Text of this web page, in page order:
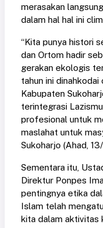
merasakan
dalam hal hal ini
“Kita punya histori
dan Ortom hadir
gerakan ekologis
tahun ini
Kabupaten
terintegrasi
profesional untuk
maslahat untuk
Sukoharjo (Ahad,
Sementara itu,
Direktur Ponpes
pentingnya etika
Islam telah
kita dalam aktivitas